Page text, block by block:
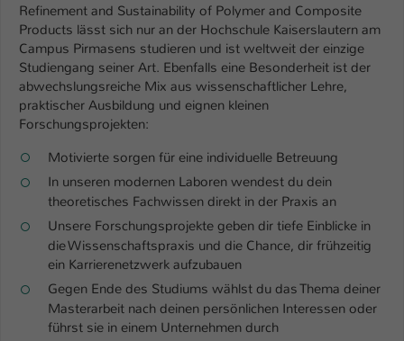
Refinement and Sustainability of Polymer and Composite
Products lässt sich nur an der Hochschule Kaiserslautern am
Campus Pirmasens studieren und ist weltweit der einzige
Studiengang seiner Art. Ebenfalls eine Besonderheit ist der
abwechslungsreiche Mix aus wissenschaftlicher Lehre,
praktischer Ausbildung und eignen kleinen
Forschungsprojekten:
Motivierte sorgen für eine individuelle Betreuung
In unseren modernen Laboren wendest du dein
theoretisches Fachwissen direkt in der Praxis an
Unsere Forschungsprojekte geben dir tiefe Einblicke in
die Wissenschaftspraxis und die Chance, dir frühzeitig
ein Karrierenetzwerk aufzubauen
Gegen Ende des Studiums wählst du das Thema deiner
Masterarbeit nach deinen persönlichen Interessen oder
führst sie in einem Unternehmen durch